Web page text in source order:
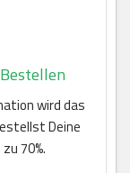
wird das
Deine
70%.